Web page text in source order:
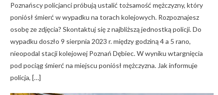
Poznańscy policjanci próbują ustalić tożsamość mężczyzny, który
poniósł śmierć w wypadku na torach kolejowych. Rozpoznajesz
osobę ze zdjęcia? Skontaktuj się z najbliższą jednostką policji. Do
wypadku doszło 9 sierpnia 2023 r. między godziną 4 a 5 rano,
nieopodal stacji kolejowej Poznań Dębiec. W wyniku wtargnięcia
pod pociąg śmierć na miejscu poniósł mężczyzna. Jak informuje
policja, […]